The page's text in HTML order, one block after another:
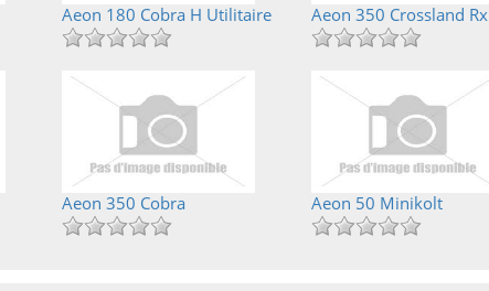
Aeon 180 Cobra H Utilitaire Aeon 350 Crossland Rx
Aeon 350 Cobra Aeon 50 Minikolt